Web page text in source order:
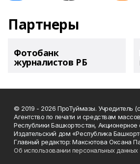
Партнеры
Фотобанк
журналистов РБ
© 2019 - 2026 ПроТуймазы. Учредитель
Агентство по печати и средствам
Республики Башкортостан,
Издательский дом «Республика
Главный редактор: Максютова Оксана
Об использовании персональных данных